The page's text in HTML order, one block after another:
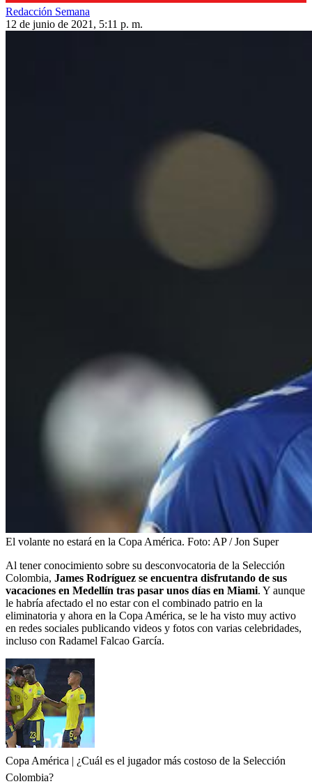
Redacción Semana
12 de junio de 2021, 5:11 p. m.
El volante no estará en la Copa América. Foto: AP / Jon Super
Al tener conocimiento sobre su desconvocatoria de la Selección
Colombia, James Rodríguez se encuentra disfrutando de sus
vacaciones en Medellín tras pasar unos días en Miami. Y aunque
le habría afectado el no estar con el combinado patrio en la
eliminatoria y ahora en la Copa América, se le ha visto muy activo
en redes sociales publicando videos y fotos con varias celebridades,
incluso con Radamel Falcao García.
Copa América | ¿Cuál es el jugador más costoso de la Selección
Colombia?